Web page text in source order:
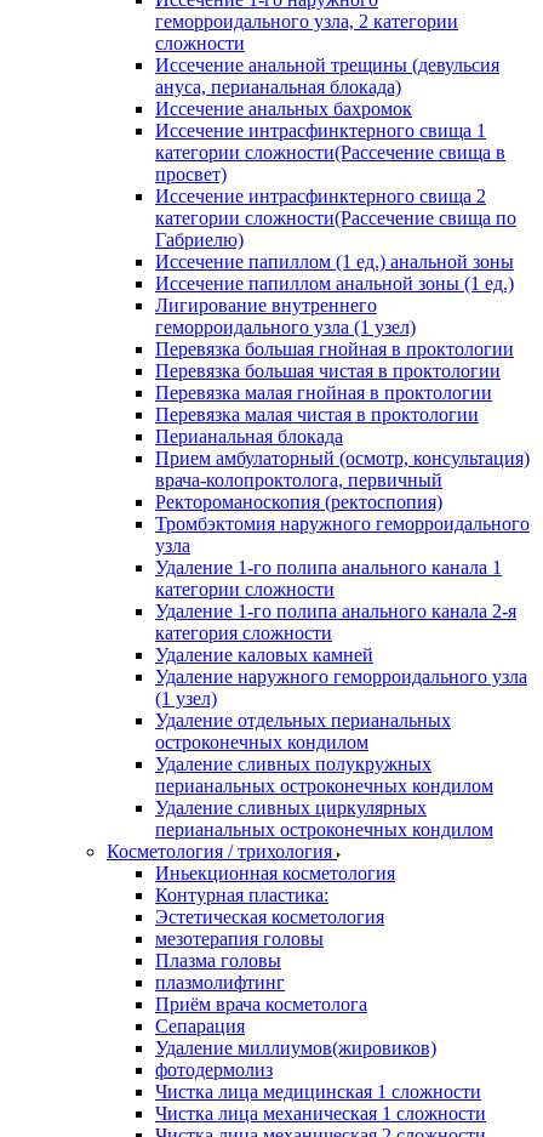
геморроидального узла, 2 категории
сложности
Иссечение анальной трещины (девульсия
ануса, перианальная блокада)
Иссечение анальных бахромок
Иссечение интрасфинктерного свища 1
категории сложности(Рассечение свища в
просвет)
Иссечение интрасфинктерного свища 2
категории сложности(Рассечение свища по
Габриелю)
Иссечение папиллом (1 ед.) анальной зоны
Иссечение папиллом анальной зоны (1 ед.)
Лигирование внутреннего
геморроидального узла (1 узел)
Перевязка большая гнойная в проктологии
Перевязка большая чистая в проктологии
Перевязка малая гнойная в проктологии
Перевязка малая чистая в проктологии
Перианальная блокада
Прием амбулаторный (осмотр, консультация)
врача-колопроктолога, первичный
Ректороманоскопия (ректоспопия)
Тромбэктомия наружного геморроидального
узла
Удаление 1-го полипа анального канала 1
категории сложности
Удаление 1-го полипа анального канала 2-я
категория сложности
Удаление каловых камней
Удаление наружного геморроидального узла
(1 узел)
Удаление отдельных перианальных
остроконечных кондилом
Удаление сливных полукружных
перианальных остроконечных кондилом
Удаление сливных циркулярных
перианальных остроконечных кондилом
Косметология / трихология
Иньекционная косметология
Контурная пластика:
Эстетическая косметология
мезотерапия головы
Плазма головы
плазмолифтинг
Приём врача косметолога
Сепарация
Удаление миллиумов(жировиков)
фотодермолиз
Чистка лица медицинская 1 сложности
Чистка лица механическая 1 сложности